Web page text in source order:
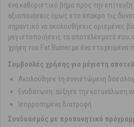
ένα καθοριστικό βήμα προς την
αξιοποιήσεις όμως στο έπακρο τις
σημαντικό να ακολουθήσεις ορισμένες
μεγιστοποιήσεις τα αποτελέσματά
χρήση του Fat Burner με ένα στοχευμένο
Συμβουλές χρήσης για μέγιστη
Ακολούθησε τη συνιστώμενη
Ενυδάτωση: αύξησε την κατανάλωση
Ισορροπημένη διατροφή
Συνδυασμός με προπονητικό